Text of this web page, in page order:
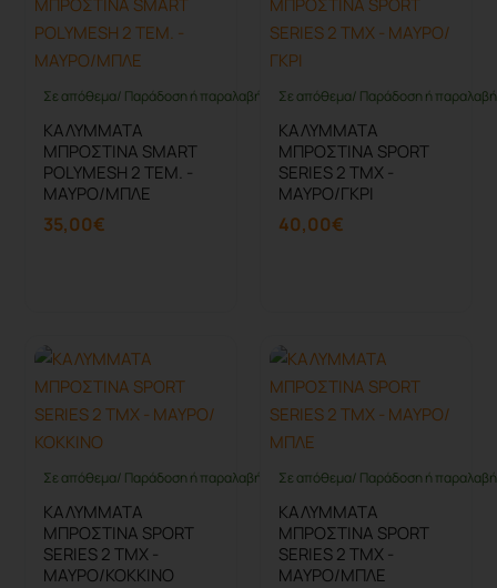
Σε απόθεμα/ Παράδοση ή παραλαβή έως 10 ημέρες
ΚΑΛΥΜΜΑΤΑ
ΜΠΡΟΣΤΙΝΑ SMART
POLYMESH 2 ΤΕΜ. -
ΜΑΥΡΟ/ΜΠΛΕ
35,00€
Σε απόθεμα/ Παράδοση ή
ΚΑΛΥΜΜΑΤΑ
ΜΠΡΟΣΤΙΝΑ SPORT
SERIES 2 ΤΜΧ -
ΜΑΥΡΟ/ΓΚΡΙ
40,00€
Σε απόθεμα/ Παράδοση ή παραλαβή έως 10 ημέρες
ΚΑΛΥΜΜΑΤΑ
ΜΠΡΟΣΤΙΝΑ SPORT
SERIES 2 ΤΜΧ -
ΜΑΥΡΟ/ΚΟΚΚΙΝΟ
Σε απόθεμα/ Παράδοση ή
ΚΑΛΥΜΜΑΤΑ
ΜΠΡΟΣΤΙΝΑ SPORT
SERIES 2 ΤΜΧ -
ΜΑΥΡΟ/ΜΠΛΕ